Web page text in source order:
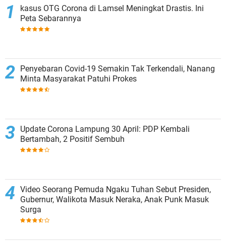
kasus OTG Corona di Lamsel Meningkat Drastis. Ini
Peta Sebarannya
Penyebaran Covid-19 Semakin Tak Terkendali, Nanang
Minta Masyarakat Patuhi Prokes
Update Corona Lampung 30 April: PDP Kembali
Bertambah, 2 Positif Sembuh
Video Seorang Pemuda Ngaku Tuhan Sebut Presiden,
Gubernur, Walikota Masuk Neraka, Anak Punk Masuk
Surga